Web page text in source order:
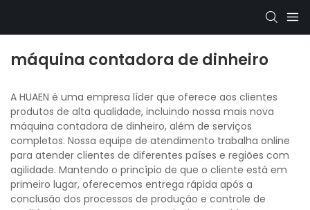
máquina contadora de dinheiro
A HUAEN é uma empresa líder que oferece aos clientes
produtos de alta qualidade, incluindo nossa mais nova
máquina contadora de dinheiro, além de serviços
completos. Nossa equipe de atendimento trabalha online
para atender clientes de diferentes países e regiões com
agilidade. Mantendo o princípio de que o cliente está em
primeiro lugar, oferecemos entrega rápida após a
conclusão dos processos de produção e controle de